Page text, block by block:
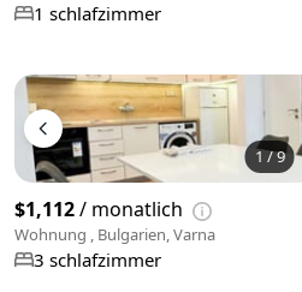
1 schlafzimmer
1/9
$1,112/ monatlich
Wohnung , Bulgarien, Varna
3 schlafzimmer